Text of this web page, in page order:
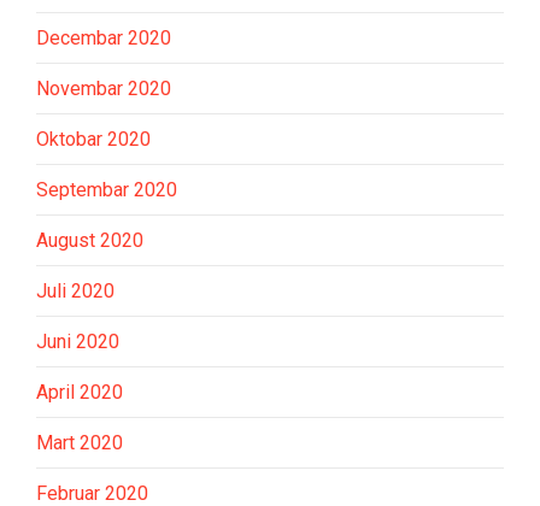
Decembar 2020
Novembar 2020
Oktobar 2020
Septembar 2020
August 2020
Juli 2020
Juni 2020
April 2020
Mart 2020
Februar 2020